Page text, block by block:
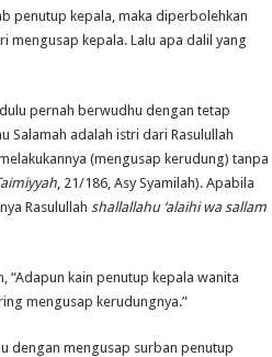
penutup kepala, maka diperbolehkan
mengusap kepala. Lalu apa dalil yang
pernah berwudhu dengan tetap
Salamah adalah istri dari Rasulullah
(mengusap kerudung) tanpa
, 21/186, Asy Syamilah). Apabila
Rasulullah shallallahu ‘alaihi wa sallam
“Adapun kain penutup kepala wanita
mengusap kerudungnya.”
dengan mengusap surban penutup